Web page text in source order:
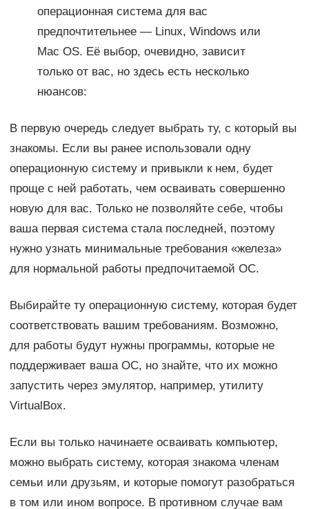
операционная система для вас
предпочтительнее — Linux, Windows или
Mac OS. Её выбор, очевидно, зависит
только от вас, но здесь есть несколько
нюансов:
В первую очередь следует выбрать ту, с который вы
знакомы. Если вы ранее использовали одну
операционную систему и привыкли к нем, будет
проще с ней работать, чем осваивать совершенно
новую для вас. Только не позволяйте себе, чтобы
ваша первая система стала последней, поэтому
нужно узнать минимальные требования «железа»
для нормальной работы предпочитаемой ОС.
Выбирайте ту операционную систему, которая будет
соответствовать вашим требованиям. Возможно,
для работы будут нужны программы, которые не
поддерживает ваша ОС, но знайте, что их можно
запустить через эмулятор, например, утилиту
VirtualBox.
Если вы только начинаете осваивать компьютер,
можно выбрать систему, которая знакома членам
семьи или друзьям, и которые помогут разобраться
в том или ином вопросе. В противном случае вам